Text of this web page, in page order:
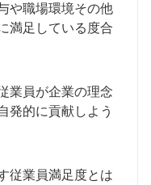
や職場環境その他
満足している度合
業員が企業の理念
発的に貢献しよう
従業員満足度とは